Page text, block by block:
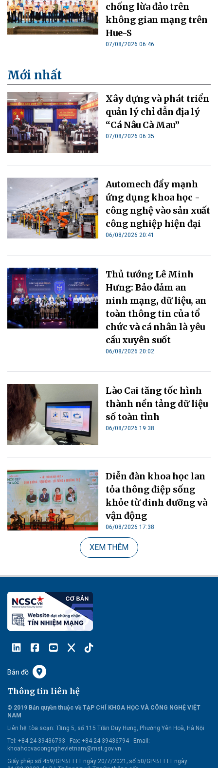
chống lừa đảo trên
không gian mạng trên
Hue-S
07/08/2026 06:46
Mới nhất
Xây dựng và phát triển
quản lý chỉ dẫn địa lý
“Cá Nâu Cà Mau”
07/08/2026 06:35
Automech đẩy mạnh
ứng dụng khoa học -
công nghệ vào sản xuất
công nghiệp hiện đại
06/08/2026 20:41
Thủ tướng Lê Minh
Hưng: Bảo đảm an
ninh mạng, dữ liệu, an
toàn thông tin của tổ
chức và cá nhân là yêu
cầu xuyên suốt
06/08/2026 20:02
Lào Cai tăng tốc hình
thành nền tảng dữ liệu
số toàn tỉnh
06/08/2026 19:38
Diễn đàn khoa học lan
tỏa thông điệp sống
khỏe từ dinh dưỡng và
vận động
06/08/2026 17:38
XEM THÊM
Bản đồ
Thông tin liên hệ
© 2019 Bản quyền thuộc về TẠP CHÍ KHOA HỌC VÀ CÔNG NGHỆ VIỆT
NAM
Liên hệ: tòa soạn: Tầng 5, số 115 Trần Duy Hưng, Phường Yên Hoà, Hà Nội
Tel: +84 24 39436793 - Fax: +84 24 39436794 - Email:
khoahocvacongnghevietnam@mst.gov.vn
Giấy phép số 459/GP-BTTTT ngày 20/7/2021; số 50/GP-BTTTT ngày